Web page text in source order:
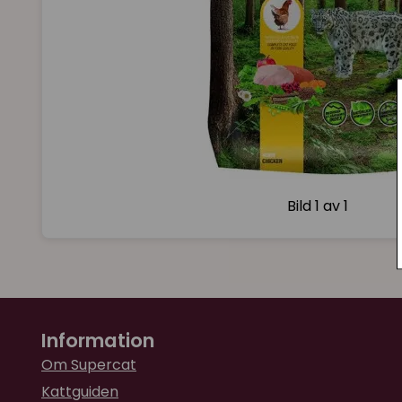
Bild1 av 1
Information
Om Supercat
Kattguiden